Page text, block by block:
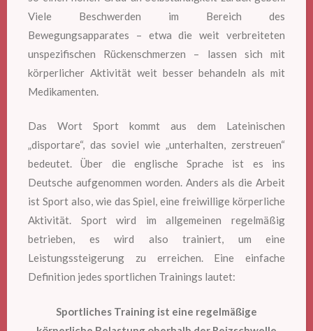
Viele Beschwerden im Bereich des
Bewegungsapparates – etwa die weit verbreiteten
unspezifischen Rückenschmerzen – lassen sich mit
körperlicher Aktivität weit besser behandeln als mit
Medikamenten.
Das Wort Sport kommt aus dem Lateinischen
„disportare“, das soviel wie „unterhalten, zerstreuen“
bedeutet. Über die englische Sprache ist es ins
Deutsche aufgenommen worden. Anders als die Arbeit
ist Sport also, wie das Spiel, eine freiwillige körperliche
Aktivität. Sport wird im allgemeinen regelmäßig
betrieben, es wird also trainiert, um eine
Leistungssteigerung zu erreichen. Eine einfache
Definition jedes sportlichen Trainings lautet:
Sportliches Training ist eine regelmäßige